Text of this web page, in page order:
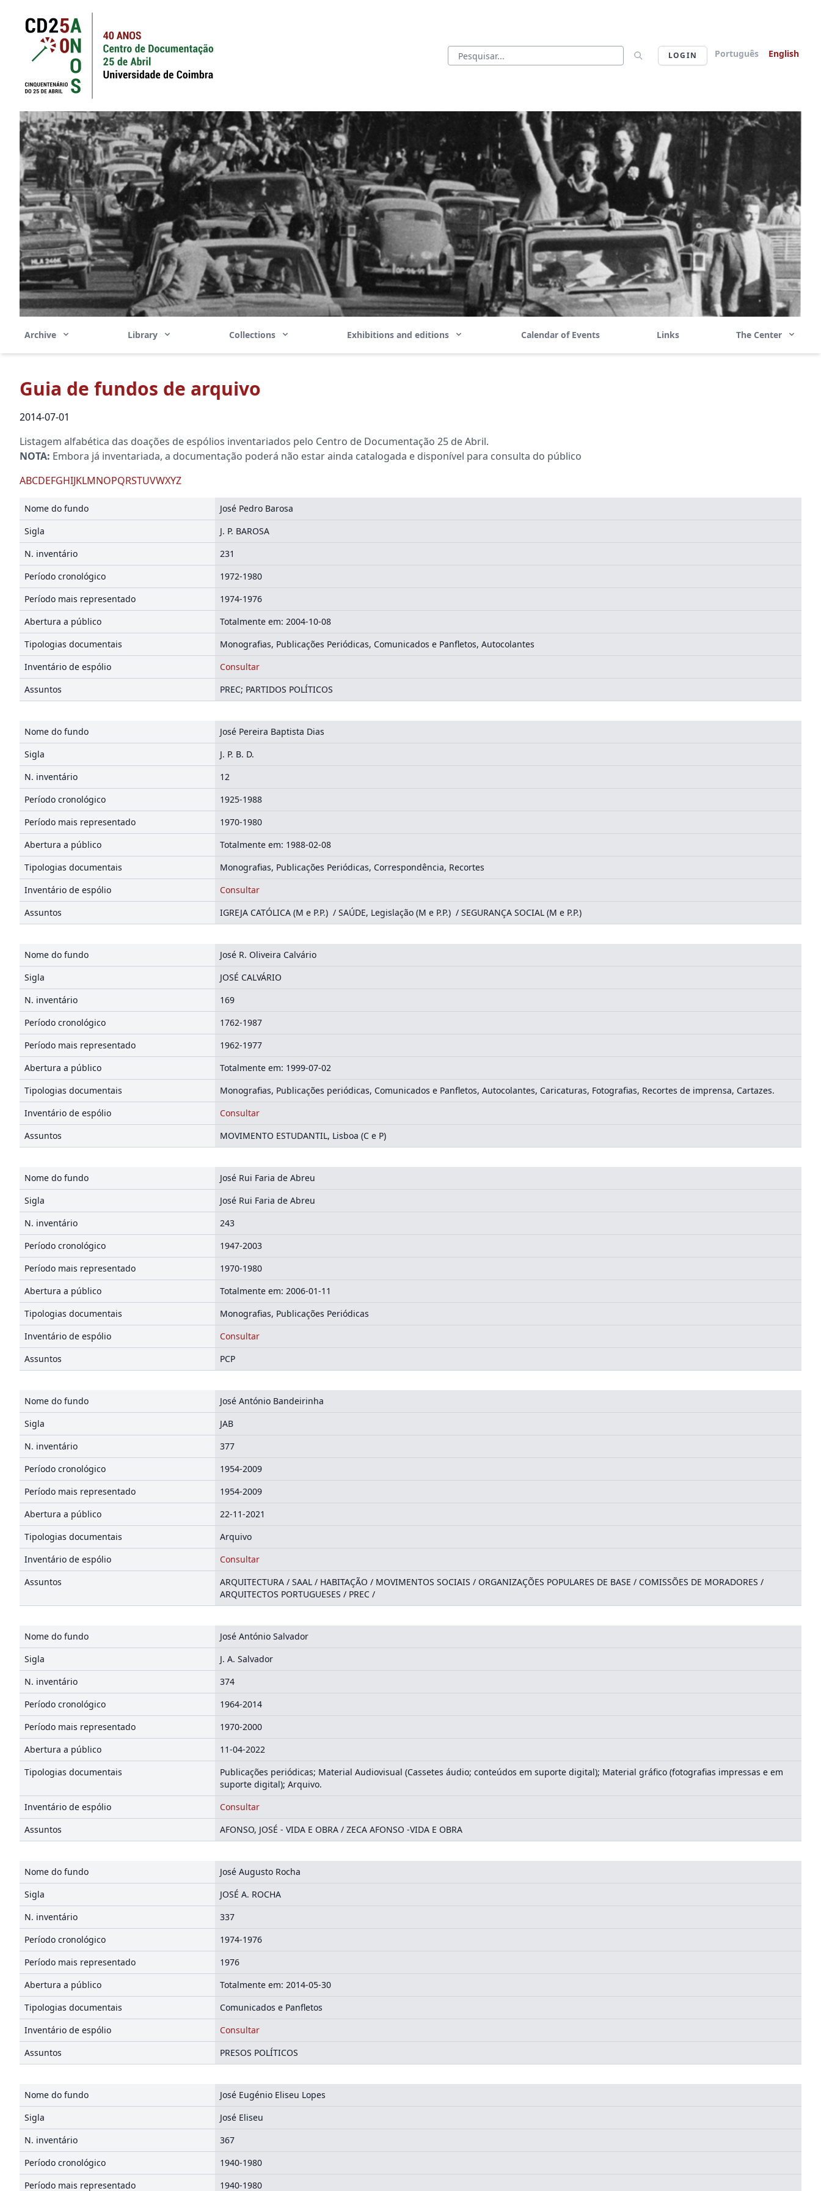
LOGIN Português English
Archive Library Collections Exhibitions and editions Calendar of Events Links The Center
Guia de fundos de arquivo
2014-07-01
Listagem alfabética das doações de espólios inventariados pelo Centro de Documentação 25 de Abril.
NOTA: Embora já inventariada, a documentação poderá não estar ainda catalogada e disponível para consulta do público
ABCDEFGHIJKLMNOPQRSTUVWXYZ
Nome do fundo
José Pedro Barosa
Sigla
J. P. BAROSA
N. inventário
231
Período cronológico
1972-1980
Período mais representado
1974-1976
Abertura a público
Totalmente em: 2004-10-08
Tipologias documentais
Monografias, Publicações Periódicas, Comunicados e Panfletos, Autocolantes
Inventário de espólio
Consultar
Assuntos
PREC; PARTIDOS POLÍTICOS
Nome do fundo
José Pereira Baptista Dias
Sigla
J. P. B. D.
N. inventário
12
Período cronológico
1925-1988
Período mais representado
1970-1980
Abertura a público
Totalmente em: 1988-02-08
Tipologias documentais
Monografias, Publicações Periódicas, Correspondência, Recortes
Inventário de espólio
Consultar
Assuntos
IGREJA CATÓLICA (M e P.P.) / SAÚDE, Legislação (M e P.P.) / SEGURANÇA SOCIAL (M e P.P.)
Nome do fundo
José R. Oliveira Calvário
Sigla
JOSÉ CALVÁRIO
N. inventário
169
Período cronológico
1762-1987
Período mais representado
1962-1977
Abertura a público
Totalmente em: 1999-07-02
Tipologias documentais
Monografias, Publicações periódicas, Comunicados e Panfletos, Autocolantes, Caricaturas, Fotografias, Recortes de imprensa, Cartazes.
Inventário de espólio
Consultar
Assuntos
MOVIMENTO ESTUDANTIL, Lisboa (C e P)
Nome do fundo
José Rui Faria de Abreu
Sigla
José Rui Faria de Abreu
N. inventário
243
Período cronológico
1947-2003
Período mais representado
1970-1980
Abertura a público
Totalmente em: 2006-01-11
Tipologias documentais
Monografias, Publicações Periódicas
Inventário de espólio
Consultar
Assuntos
PCP
Nome do fundo
José António Bandeirinha
Sigla
JAB
N. inventário
377
Período cronológico
1954-2009
Período mais representado
1954-2009
Abertura a público
22-11-2021
Tipologias documentais
Arquivo
Inventário de espólio
Consultar
Assuntos
ARQUITECTURA / SAAL / HABITAÇÃO / MOVIMENTOS SOCIAIS / ORGANIZAÇÕES POPULARES DE BASE / COMISSÕES DE MORADORES /
ARQUITECTOS PORTUGUESES / PREC /
Nome do fundo
José António Salvador
Sigla
J. A. Salvador
N. inventário
374
Período cronológico
1964-2014
Período mais representado
1970-2000
Abertura a público
11-04-2022
Tipologias documentais
Publicações periódicas; Material Audiovisual (Cassetes áudio; conteúdos em suporte digital); Material gráfico (fotografias impressas e em
suporte digital); Arquivo.
Inventário de espólio
Consultar
Assuntos
AFONSO, JOSÉ - VIDA E OBRA / ZECA AFONSO -VIDA E OBRA
Nome do fundo
José Augusto Rocha
Sigla
JOSÉ A. ROCHA
N. inventário
337
Período cronológico
1974-1976
Período mais representado
1976
Abertura a público
Totalmente em: 2014-05-30
Tipologias documentais
Comunicados e Panfletos
Inventário de espólio
Consultar
Assuntos
PRESOS POLÍTICOS
Nome do fundo
José Eugénio Eliseu Lopes
Sigla
José Eliseu
N. inventário
367
Período cronológico
1940-1980
Período mais representado
1940-1980